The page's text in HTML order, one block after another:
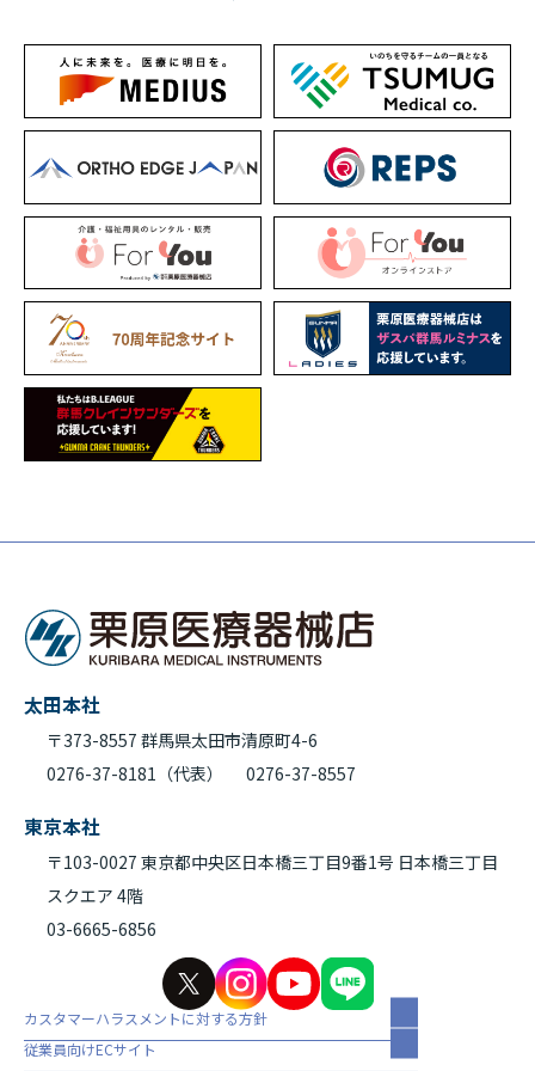
太田本社
〒373-8557 群馬県太田市清原町4-6
0276-37-8181（代表）
0276-37-8557
東京本社
〒103-0027 東京都中央区日本橋三丁目9番1号 日本橋三丁目
スクエア 4階
03-6665-6856
カスタマーハラスメントに対する方針
従業員向けECサイト